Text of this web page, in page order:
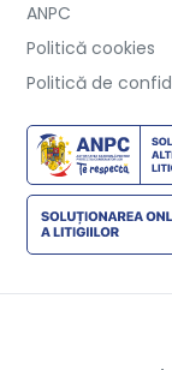
ANPC
Politică cookies
Politică de